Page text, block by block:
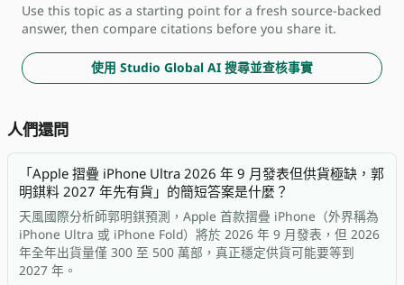
Use this topic as a starting point for a fresh source-backed
answer, then compare citations before you share it.
使用 Studio Global AI 搜尋並查核事實
人們還問
「Apple 摺疊 iPhone Ultra 2026 年 9 月發表但供貨極缺，郭
明錤料 2027 年先有貨」的簡短答案是什麼？
天風國際分析師郭明錤預測，Apple 首款摺疊 iPhone（外界稱為
iPhone Ultra 或 iPhone Fold）將於 2026 年 9 月發表，但 2026
年全年出貨量僅 300 至 500 萬部，真正穩定供貨可能要等到
2027 年。